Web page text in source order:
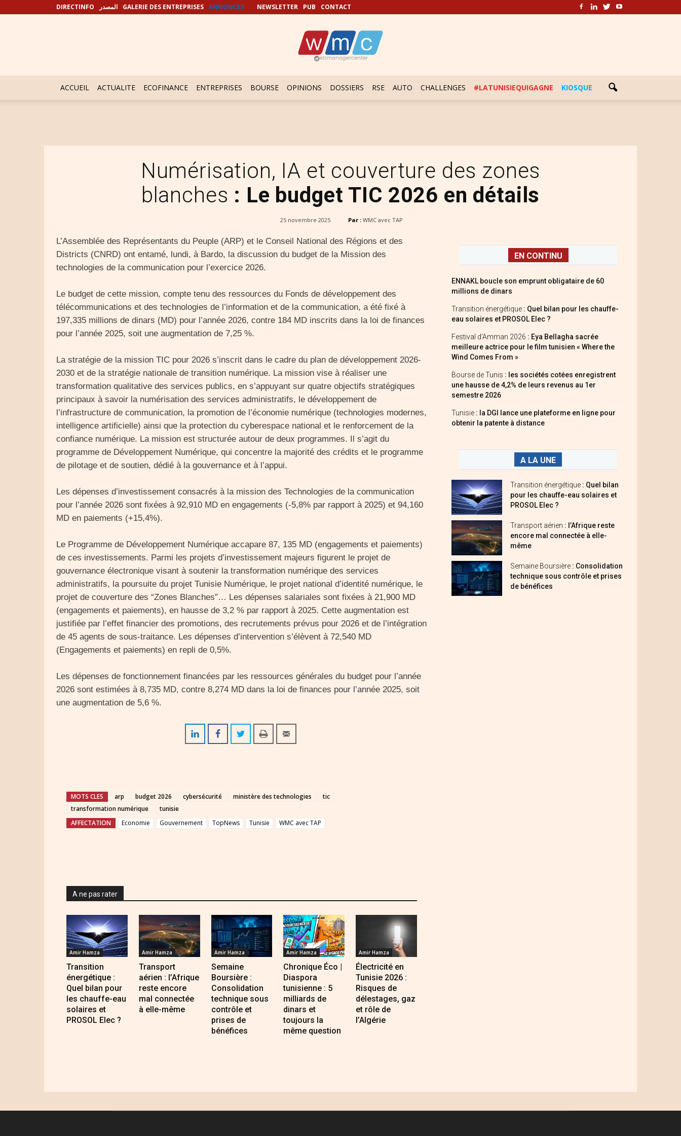
DIRECTINFO المصدر GALERIE DES ENTREPRISES ANNONCES NEWSLETTER PUB CONTACT
ACCUEIL ACTUALITE ECOFINANCE ENTREPRISES BOURSE OPINIONS DOSSIERS RSE AUTO CHALLENGES #LATUNISIEQUIGAGNE KIOSQUE
Numérisation, IA et couverture des zones
blanches : Le budget TIC 2026 en détails
25 novembre 2025 Par : WMC avec TAP
L’Assemblée des Représentants du Peuple (ARP) et le Conseil National des Régions et des
Districts (CNRD) ont entamé, lundi, à Bardo, la discussion du budget de la Mission des
technologies de la communication pour l’exercice 2026.
Le budget de cette mission, compte tenu des ressources du Fonds de développement des
télécommunications et des technologies de l’information et de la communication, a été fixé à
197,335 millions de dinars (MD) pour l’année 2026, contre 184 MD inscrits dans la loi de finances
pour l’année 2025, soit une augmentation de 7,25 %.
La stratégie de la mission TIC pour 2026 s’inscrit dans le cadre du plan de développement 2026-
2030 et de la stratégie nationale de transition numérique. La mission vise à réaliser une
transformation qualitative des services publics, en s’appuyant sur quatre objectifs stratégiques
principaux à savoir la numérisation des services administratifs, le développement de
l’infrastructure de communication, la promotion de l’économie numérique (technologies modernes,
intelligence artificielle) ainsi que la protection du cyberespace national et le renforcement de la
confiance numérique. La mission est structurée autour de deux programmes. Il s’agit du
programme de Développement Numérique, qui concentre la majorité des crédits et le programme
de pilotage et de soutien, dédié à la gouvernance et à l’appui.
Les dépenses d’investissement consacrés à la mission des Technologies de la communication
pour l’année 2026 sont fixées à 92,910 MD en engagements (-5,8% par rapport à 2025) et 94,160
MD en paiements (+15,4%).
Le Programme de Développement Numérique accapare 87, 135 MD (engagements et paiements)
de ces investissements. Parmi les projets d’investissement majeurs figurent le projet de
gouvernance électronique visant à soutenir la transformation numérique des services
administratifs, la poursuite du projet Tunisie Numérique, le projet national d’identité numérique, le
projet de couverture des “Zones Blanches”… Les dépenses salariales sont fixées à 21,900 MD
(engagements et paiements), en hausse de 3,2 % par rapport à 2025. Cette augmentation est
justifiée par l’effet financier des promotions, des recrutements prévus pour 2026 et de l’intégration
de 45 agents de sous-traitance. Les dépenses d’intervention s’élèvent à 72,540 MD
(Engagements et paiements) en repli de 0,5%.
Les dépenses de fonctionnement financées par les ressources générales du budget pour l’année
2026 sont estimées à 8,735 MD, contre 8,274 MD dans la loi de finances pour l’année 2025, soit
une augmentation de 5,6 %.
MOTS CLES arp budget 2026 cybersécurité ministère des technologies
tic
transformation numérique
tunisie
AFFECTATION
Economie Gouvernement TopNews Tunisie WMC avec TAP
A ne pas rater
Amir Hamza
Transition
énergétique :
Quel bilan pour
les chauffe-eau
solaires et
PROSOL Elec ?
Amir Hamza
Transport
aérien : l’Afrique
reste encore
mal connectée
à elle-même
Amir Hamza
Semaine
Boursière :
Consolidation
technique sous
contrôle et
prises de
bénéfices
Amir Hamza
Chronique Éco |
Diaspora
tunisienne : 5
milliards de
dinars et
toujours la
même question
Amir Hamza
Électricité en
Tunisie 2026 :
Risques de
délestages, gaz
et rôle de
l’Algérie
EN CONTINU
ENNAKL boucle son emprunt obligataire de 60
millions de dinars
Transition énergétique : Quel bilan pour les chauffe-
eau solaires et PROSOL Elec ?
Festival d’Amman 2026 : Eya Bellagha sacrée
meilleure actrice pour le film tunisien « Where the
Wind Comes From »
Bourse de Tunis : les sociétés cotées enregistrent
une hausse de 4,2% de leurs revenus au 1er
semestre 2026
Tunisie : la DGI lance une plateforme en ligne pour
obtenir la patente à distance
A LA UNE
Transition énergétique : Quel bilan
pour les chauffe-eau solaires et
PROSOL Elec ?
Transport aérien : l’Afrique reste
encore mal connectée à elle-
même
Semaine Boursière : Consolidation
technique sous contrôle et prises
de bénéfices